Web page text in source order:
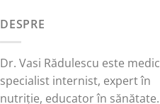
DESPRE
Dr. Vasi Rădulescu este medic
specialist internist, expert în
nutriție, educator în sănătate.